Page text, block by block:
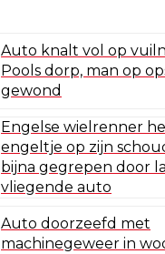
Auto knalt vol op
Pools dorp, man op
gewond
Engelse wielrenner
engeltje op zijn
bijna gegrepen door
vliegende auto
Auto doorzeefd met
machinegeweer in